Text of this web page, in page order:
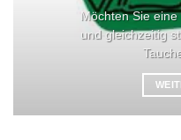
Möchten Sie
und gleichzeitig